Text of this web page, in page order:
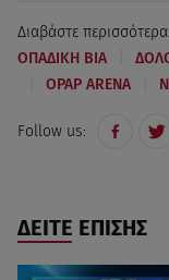
Διαβάστε περισσότερα:
ΟΠΑΔΙΚΗ ΒΙΑ
OPAP ARENA
Follow us:
ΔΕΙΤΕ ΕΠΙΣΗΣ